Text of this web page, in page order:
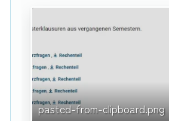
pasted-from-clipboard.png